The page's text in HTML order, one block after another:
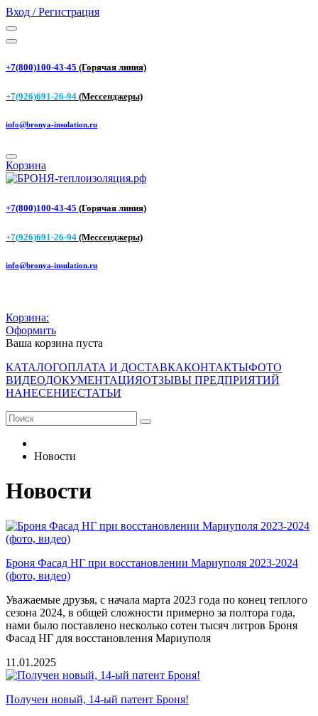
Вход / Регистрация
+7(800)100-43-45 (Горячая линия)
+7(926)691-26-94 (Мессенджеры)
info@bronya-insulation.ru
Корзина
+7(800)100-43-45 (Горячая линия)
+7(926)691-26-94 (Мессенджеры)
info@bronya-insulation.ru
Корзина:
Оформить
Ваша корзина пуста
КАТАЛОГОПЛАТА И ДОСТАВКАКОНТАКТЫФОТО
ВИДЕОДОКУМЕНТАЦИЯОТЗЫВЫ ПРЕДПРИЯТИЙ
НАНЕСЕНИЕСТАТЬИ
Новости
Новости
Броня Фасад НГ при восстановлении Мариуполя 2023-2024
(фото, видео)
Уважаемые друзья, с начала марта 2023 года по конец теплого
сезона 2024, в общей сложности примерно за полтора года,
нами было поставлено несколько сотен тысяч литров Броня
Фасад НГ для восстановления Мариуполя
11.01.2025
Получен новый, 14-ый патент Броня!